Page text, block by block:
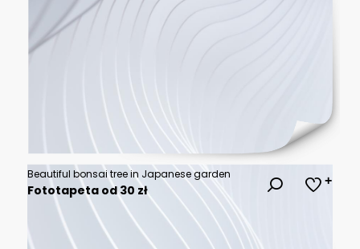
Beautiful bonsai tree in Japanese garden
Fototapeta od 30 zł